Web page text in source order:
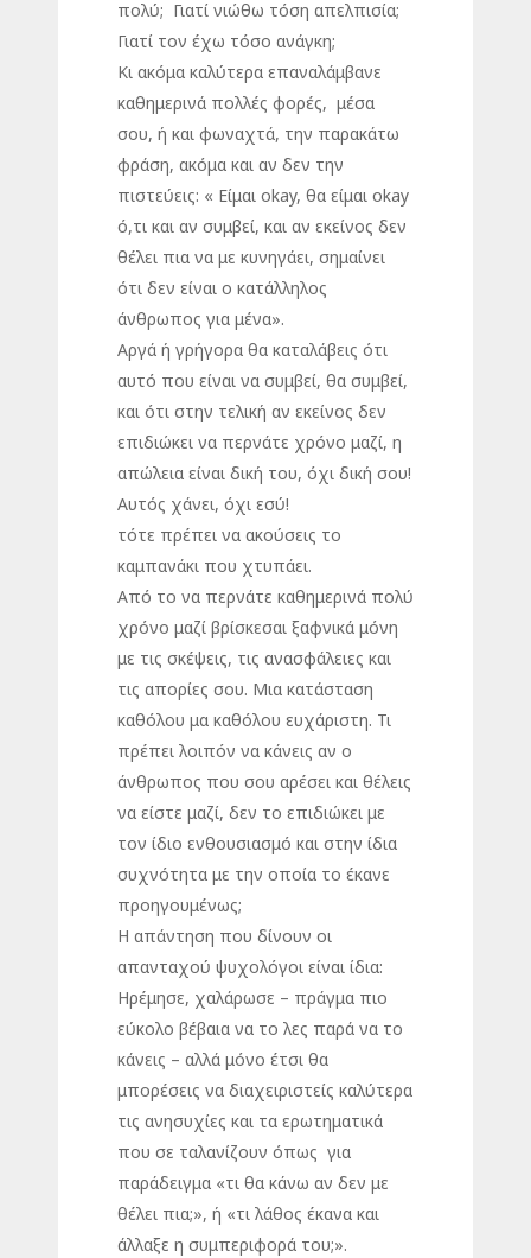
πολύ; Γιατί νιώθω τόση απελπισία;
Γιατί τον έχω τόσο ανάγκη;
Κι ακόμα καλύτερα επαναλάμβανε
καθημερινά πολλές φορές, μέσα
σου, ή και φωναχτά, την παρακάτω
φράση, ακόμα και αν δεν την
πιστεύεις: « Είμαι okay, θα είμαι okay
ό,τι και αν συμβεί, και αν εκείνος δεν
θέλει πια να με κυνηγάει, σημαίνει
ότι δεν είναι ο κατάλληλος
άνθρωπος για μένα».
Αργά ή γρήγορα θα καταλάβεις ότι
αυτό που είναι να συμβεί, θα συμβεί,
και ότι στην τελική αν εκείνος δεν
επιδιώκει να περνάτε χρόνο μαζί, η
απώλεια είναι δική του, όχι δική σου!
Αυτός χάνει, όχι εσύ!
τότε πρέπει να ακούσεις το
καμπανάκι που χτυπάει.
Από το να περνάτε καθημερινά πολύ
χρόνο μαζί βρίσκεσαι ξαφνικά μόνη
με τις σκέψεις, τις ανασφάλειες και
τις απορίες σου. Μια κατάσταση
καθόλου μα καθόλου ευχάριστη. Τι
πρέπει λοιπόν να κάνεις αν ο
άνθρωπος που σου αρέσει και θέλεις
να είστε μαζί, δεν το επιδιώκει με
τον ίδιο ενθουσιασμό και στην ίδια
συχνότητα με την οποία το έκανε
προηγουμένως;
Η απάντηση που δίνουν οι
απανταχού ψυχολόγοι είναι ίδια:
Ηρέμησε, χαλάρωσε – πράγμα πιο
εύκολο βέβαια να το λες παρά να το
κάνεις – αλλά μόνο έτσι θα
μπορέσεις να διαχειριστείς καλύτερα
τις ανησυχίες και τα ερωτηματικά
που σε ταλανίζουν όπως για
παράδειγμα «τι θα κάνω αν δεν με
θέλει πια;», ή «τι λάθος έκανα και
άλλαξε η συμπεριφορά του;».